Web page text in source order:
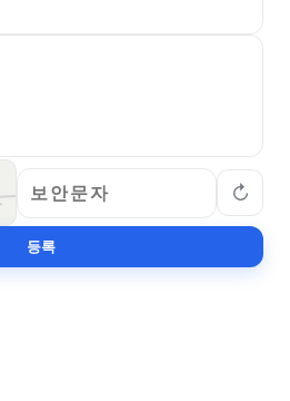
↻
등록